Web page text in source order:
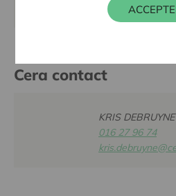
www.bar-
Cera contact
KRIS DEBRUYNE
016 27 96 74